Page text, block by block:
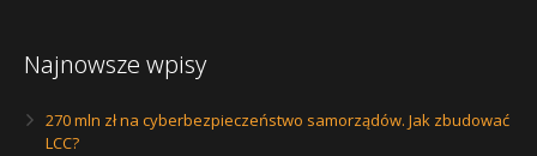
Najnowsze wpisy
270 mln zł na cyberbezpieczeństwo samorządów. Jak zbudować
LCC?